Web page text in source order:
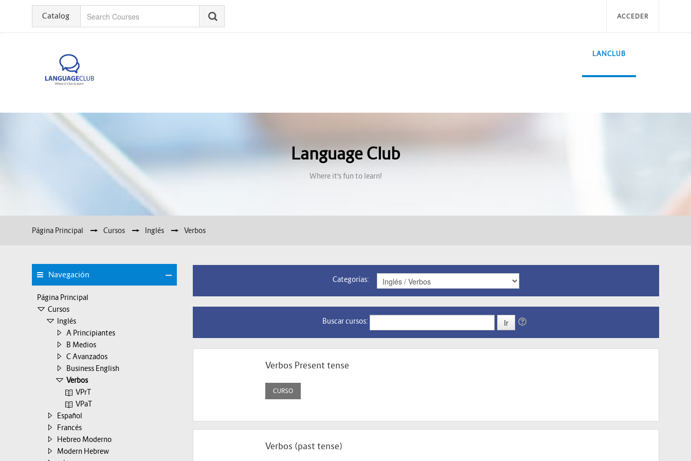
Catalog ACCEDER
LANCLUB
Language Club
Where it's fun to learn!
Página Principal ▶︎ Cursos ▶︎ Inglés ▶︎ Verbos
Categorías:
Buscar cursos:
Verbos Present tense
CURSO
Verbos (past tense)
Navegación
Página Principal
Cursos
Inglés
A Principiantes
B Medios
C Avanzados
Business English
Verbos
VPrT
VPaT
Español
Francés
Hebreo Moderno
Modern Hebrew